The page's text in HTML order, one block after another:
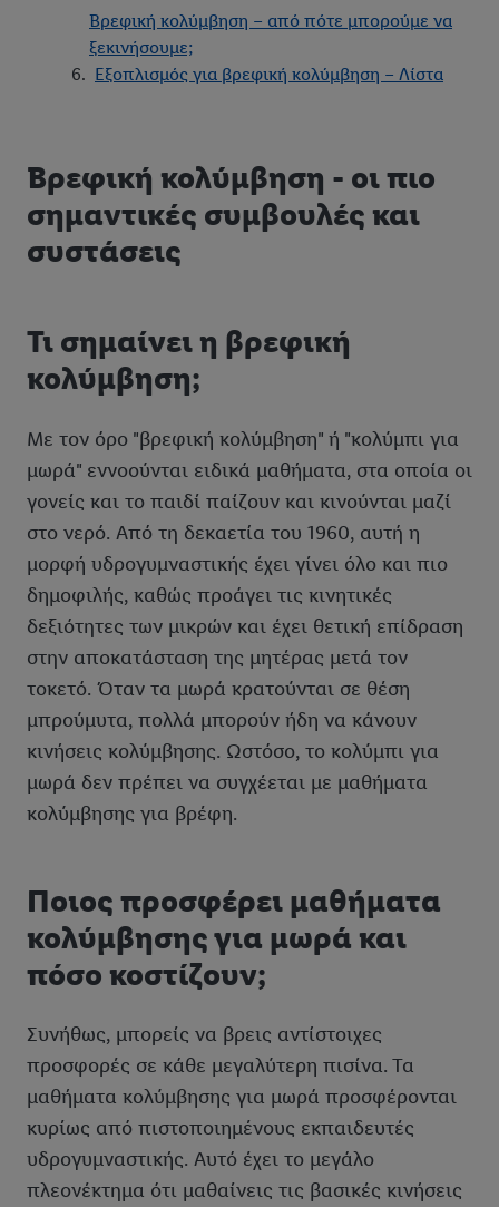
Βρεφική κολύμβηση – από πότε μπορούμε να
ξεκινήσουμε;
Εξοπλισμός για βρεφική κολύμβηση – Λίστα
Βρεφική κολύμβηση - οι πιο
σημαντικές συμβουλές και
συστάσεις
Τι σημαίνει η βρεφική
κολύμβηση;
Με τον όρο "βρεφική κολύμβηση" ή "κολύμπι για
μωρά" εννοούνται ειδικά μαθήματα, στα οποία οι
γονείς και το παιδί παίζουν και κινούνται μαζί
στο νερό. Από τη δεκαετία του 1960, αυτή η
μορφή υδρογυμναστικής έχει γίνει όλο και πιο
δημοφιλής, καθώς προάγει τις κινητικές
δεξιότητες των μικρών και έχει θετική επίδραση
στην αποκατάσταση της μητέρας μετά τον
τοκετό. Όταν τα μωρά κρατούνται σε θέση
μπρούμυτα, πολλά μπορούν ήδη να κάνουν
κινήσεις κολύμβησης. Ωστόσο, το κολύμπι για
μωρά δεν πρέπει να συγχέεται με μαθήματα
κολύμβησης για βρέφη.
Ποιος προσφέρει μαθήματα
κολύμβησης για μωρά και
πόσο κοστίζουν;
Συνήθως, μπορείς να βρεις αντίστοιχες
προσφορές σε κάθε μεγαλύτερη πισίνα. Τα
μαθήματα κολύμβησης για μωρά προσφέρονται
κυρίως από πιστοποιημένους εκπαιδευτές
υδρογυμναστικής. Αυτό έχει το μεγάλο
πλεονέκτημα ότι μαθαίνεις τις βασικές κινήσεις